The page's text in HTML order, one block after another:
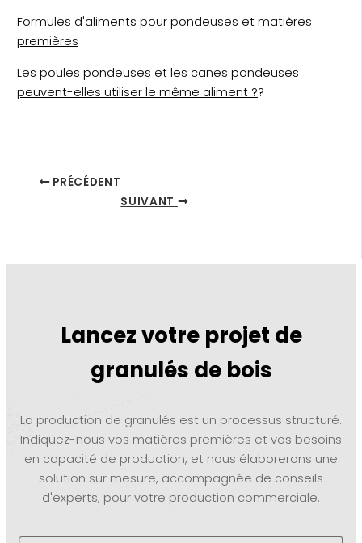
Formules d'aliments pour pondeuses et matières
premières
Les poules pondeuses et les canes pondeuses
peuvent-elles utiliser le même aliment ??
PRÉCÉDENT
SUIVANT
Lancez votre projet de
granulés de bois
La production de granulés est un processus structuré.
Indiquez-nous vos matières premières et vos besoins
en capacité de production, et nous élaborerons une
solution sur mesure, accompagnée de conseils
d'experts, pour votre production commerciale.